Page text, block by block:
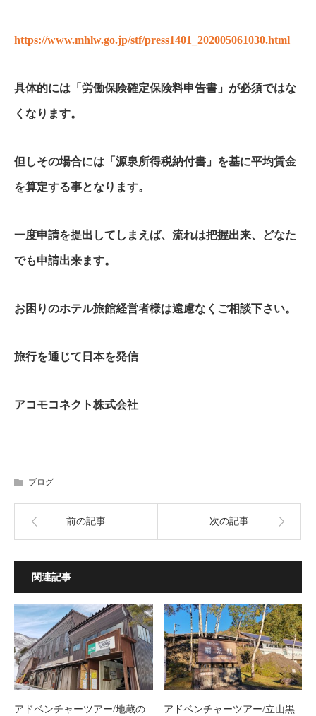
https://www.mhlw.go.jp/stf/press1401_202005061030.html
具体的には「労働保険確定保険料申告書」が必須ではな
くなります。
但しその場合には「源泉所得税納付書」を基に平均賃金
を算定する事となります。
一度申請を提出してしまえば、流れは把握出来、どなた
でも申請出来ます。
お困りのホテル旅館経営者様は遠慮なくご相談下さい。
旅行を通じて日本を発信
アコモコネクト株式会社
ブログ
前の記事 次の記事
関連記事
アドベンチャーツアー/地蔵の
アドベンチャーツアー/立山黒